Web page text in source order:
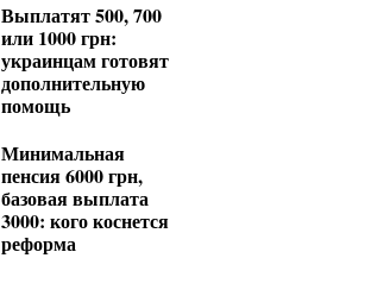
Выплатят 500, 700
или 1000 грн:
украинцам готовят
дополнительную
помощь
Минимальная
пенсия 6000 грн,
базовая выплата
3000: кого коснется
реформа